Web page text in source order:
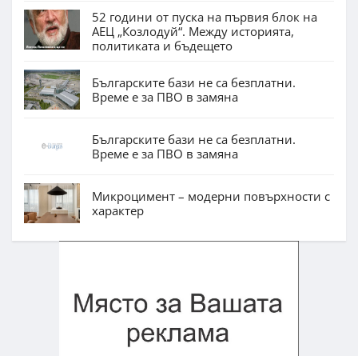
52 години от пуска на първия блок на
АЕЦ „Козлодуй“. Между историята,
политиката и бъдещето
Българските бази не са безплатни.
Време е за ПВО в замяна
Българските бази не са безплатни.
Време е за ПВО в замяна
Микроцимент – модерни повърхности с
характер